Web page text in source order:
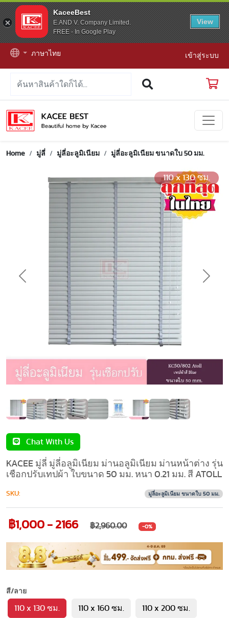
KaceeBest
E.AND V. Company Limited.
FREE - In Google Play
View
ภาษาไทย เข้าสู่ระบบ
Home มู่ลี่ มู่ลี่อะลูมิเนียม มู่ลี่อะลูมิเนียม ขนาดใบ 50 มม.
110 x 130 ซม.
Previous Next
Chat With Us
KACEE มู่ลี่ มู่ลี่อลูมิเนียม ม่านอลูมิเนียม ม่านหน้าต่าง รุ่น
เชือกปรับเทปผ้า ใบขนาด 50 มม. หนา 0.21 มม. สี ATOLL
SKU: มู่ลี่อะลูมิเนียม ขนาดใบ 50 มม.
฿1,000 - 2166 ฿2,960.00 -0%
สี/ลาย
110 x 130 ซม. 110 x 160 ซม. 110 x 200 ซม.